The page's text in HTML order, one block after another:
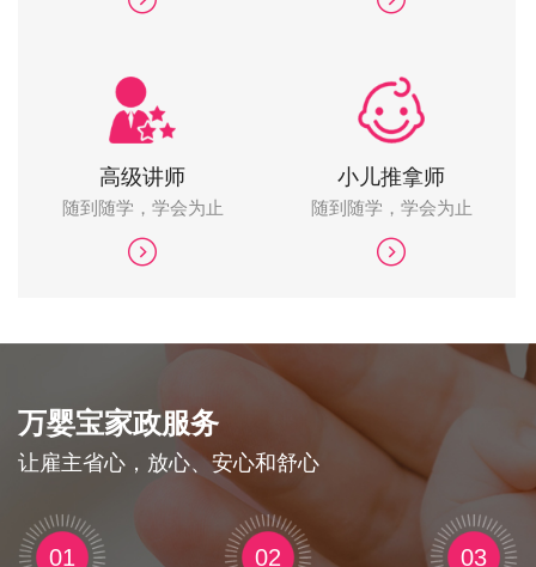
高级讲师
随到随学，学会为止
小儿推拿师
随到随学，学会为止
万婴宝家政服务
让雇主省心，放心、安心和舒心
01 02 03